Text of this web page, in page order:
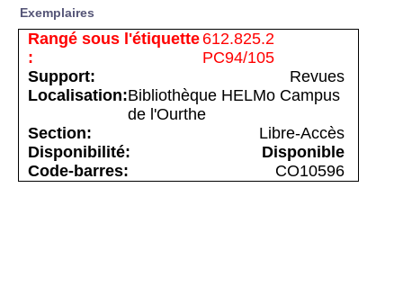
Exemplaires
612.825.2
PC94/105
Revues
Bibliothèque HELMo Campus
de l'Ourthe
Libre-Accès
Disponible
CO10596